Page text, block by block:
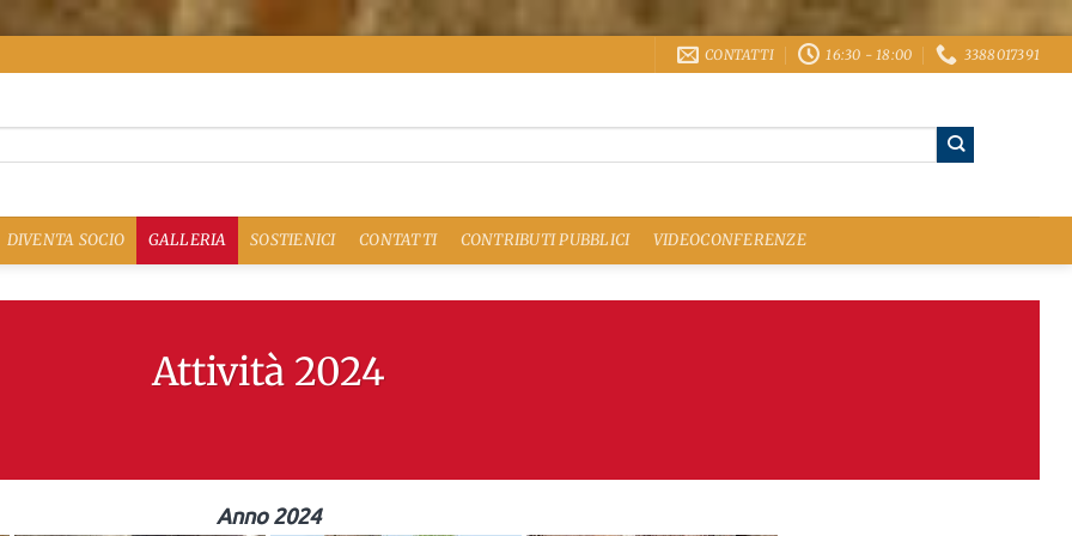
CONTATTI 16:30 - 18:00 3388017391
DIVENTA SOCIO GALLERIA SOSTIENICI CONTATTI CONTRIBUTI PUBBLICI VIDEOCONFERENZE
Attività 2024
Anno 2024